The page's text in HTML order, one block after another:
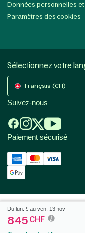
Du lun. 9 au ven. 13 nov
845 CHF
Données personnelles et
Paramètres des cookies
Sélectionnez votre
Français (CH)
Suivez-nous
Paiement sécurisé